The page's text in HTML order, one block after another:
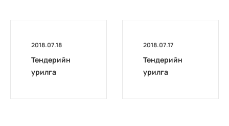
2018.07.18
Тендерийн
урилга
2018.07.17
Тендерийн
урилга